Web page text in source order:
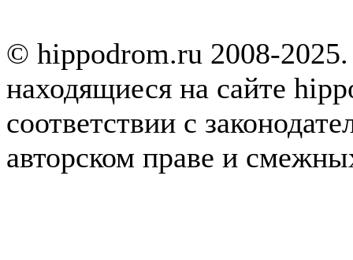
© hippodrom.ru 2008-
находящиеся на сайте
соответствии с
авторском праве и